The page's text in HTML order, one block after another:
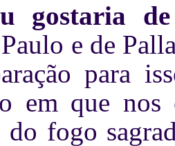
gostaria
e de
para
em que nos
fogo